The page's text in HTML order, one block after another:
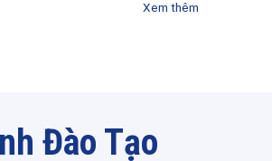
Xem thêm
Đào Tạo